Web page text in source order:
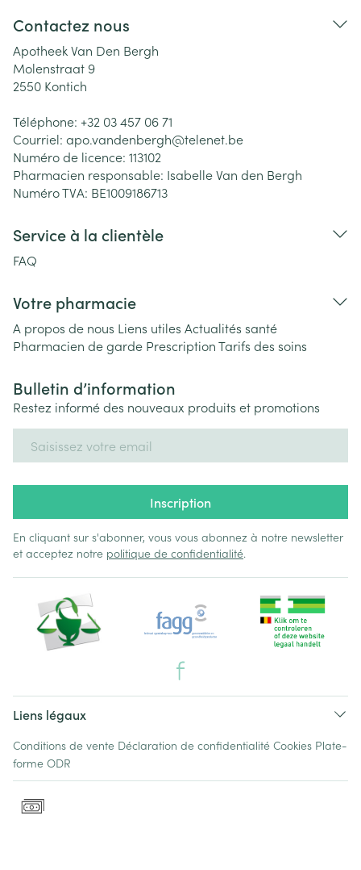
Contactez nous
Apotheek Van Den Bergh
Molenstraat 9
2550 Kontich
Téléphone: +32 03 457 06 71
Courriel: apo.vandenbergh@telenet.be
Numéro de licence: 113102
Pharmacien responsable: Isabelle Van den Bergh
Numéro TVA: BE1009186713
Service à la clientèle
FAQ
Votre pharmacie
A propos de nous Liens utiles Actualités santé
Pharmacien de garde PrescriptionTarifs des soins
Bulletin d’information
Restez informé des nouveaux produits et promotions
Inscription
En cliquant sur s'abonner, vous vous abonnez à notre newsletter
et acceptez notre politique de confidentialité.
Liens légaux
Conditions de vente Déclaration de confidentialité Cookies Plate-
forme ODR